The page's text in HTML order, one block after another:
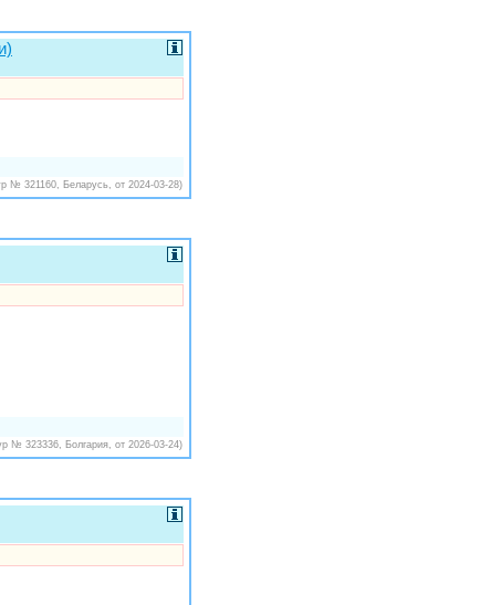
№ 321160, Беларусь, от 2024-03-28)
№ 323336, Болгария, от 2026-03-24)